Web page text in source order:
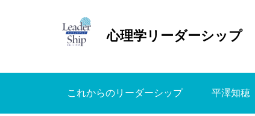
心理学リーダーシップ
これからのリーダーシップ 平澤知穂